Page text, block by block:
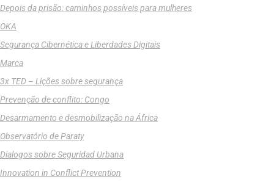
Depois da prisão: caminhos possíveis para mulheres
OKA
Segurança Cibernética e Liberdades Digitais
Marca
3x TED – Lições sobre segurança
Prevenção de conflito: Congo
Desarmamento e desmobilização na África
Observatório de Paraty
Dialogos sobre Seguridad Urbana
Innovation in Conflict Prevention